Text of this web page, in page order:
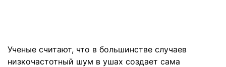
Ученые считают, что в большинстве случаев
низкочастотный шум в ушах создает сама